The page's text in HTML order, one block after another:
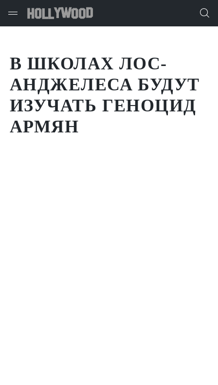
В ШКОЛАХ ЛОС-
АНДЖЕЛЕСА БУДУТ
ИЗУЧАТЬ ГЕНОЦИД
АРМЯН